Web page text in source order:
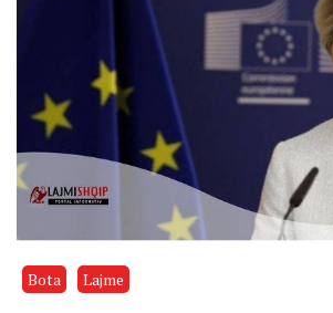
Bota Lajme